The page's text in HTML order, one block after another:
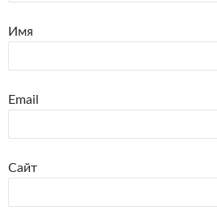
Имя
Email
Сайт